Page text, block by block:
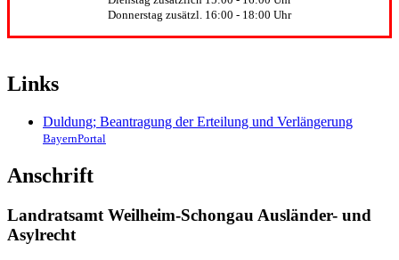
Donnerstag zusätzl. 16:00 - 18:00 Uhr
Links
Duldung; Beantragung der Erteilung und Verlängerung
BayernPortal
Anschrift
Landratsamt Weilheim-Schongau Ausländer- und
Asylrecht